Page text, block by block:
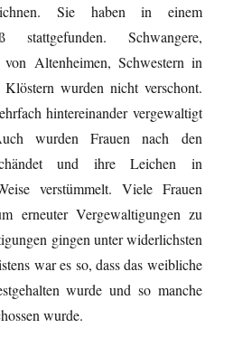
Sie haben in einem
stattgefunden. Schwangere,
von Altenheimen, Schwestern in
wurden nicht verschont.
hintereinander vergewaltigt
wurden Frauen nach den
und ihre Leichen in
verstümmelt. Viele Frauen
erneuter Vergewaltigungen zu
gingen unter widerlichsten
war es so, dass das weibliche
wurde und so manche
wurde.